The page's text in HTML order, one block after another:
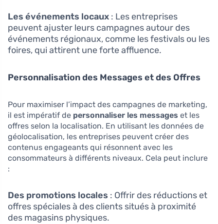
Les événements locaux : Les entreprises
peuvent ajuster leurs campagnes autour des
événements régionaux, comme les festivals ou les
foires, qui attirent une forte affluence.
Personnalisation des Messages et des Offres
Pour maximiser l’impact des campagnes de marketing,
il est impératif de personnaliser les messages et les
offres selon la localisation. En utilisant les données de
géolocalisation, les entreprises peuvent créer des
contenus engageants qui résonnent avec les
consommateurs à différents niveaux. Cela peut inclure
:
Des promotions locales : Offrir des réductions et
offres spéciales à des clients situés à proximité
des magasins physiques.